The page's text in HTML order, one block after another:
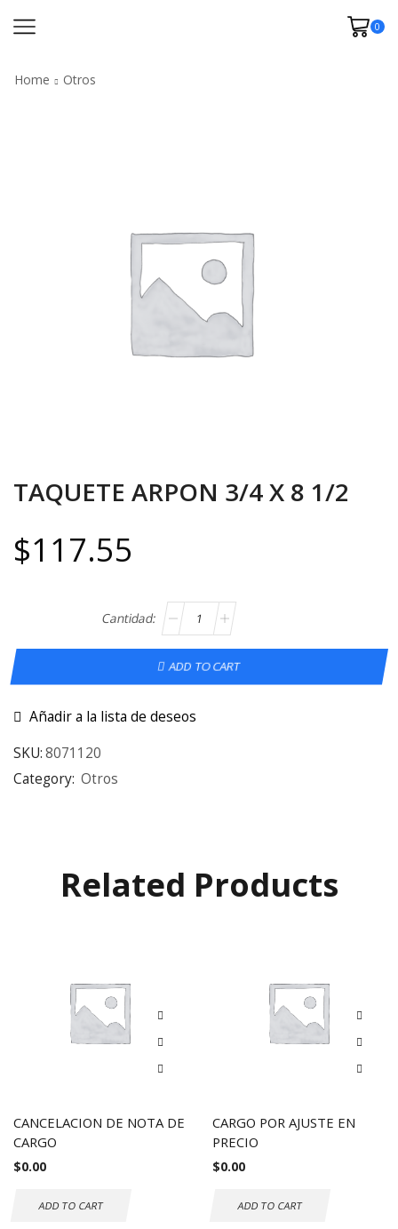
0
Home Otros
TAQUETE ARPON 3/4 X 8 1/2
$117.55
ADD TO CART
Añadir a la lista de deseos
SKU:8071120
Category: Otros
Related Products
CANCELACION DE NOTA DE
CARGO
$0.00
ADD TO CART
CARGO POR AJUSTE EN
PRECIO
$0.00
ADD TO CART